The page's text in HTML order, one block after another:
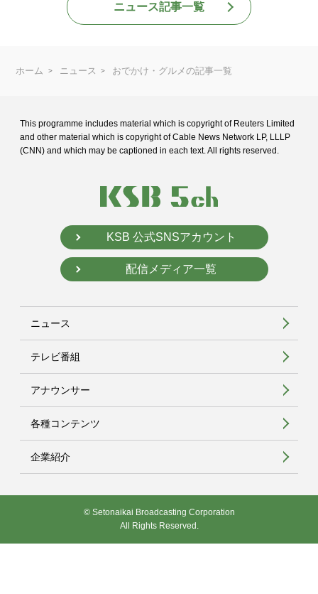
ニュース記事一覧
ホーム ニュース おでかけ・グルメの記事一覧
This programme includes material which is copyright of Reuters Limited
and other material which is copyright of Cable News Network LP, LLLP
(CNN) and which may be captioned in each text. All rights reserved.
KSB 公式SNSアカウント
配信メディア一覧
ニュース
テレビ番組
アナウンサー
各種コンテンツ
企業紹介
© Setonaikai Broadcasting Corporation
All Rights Reserved.